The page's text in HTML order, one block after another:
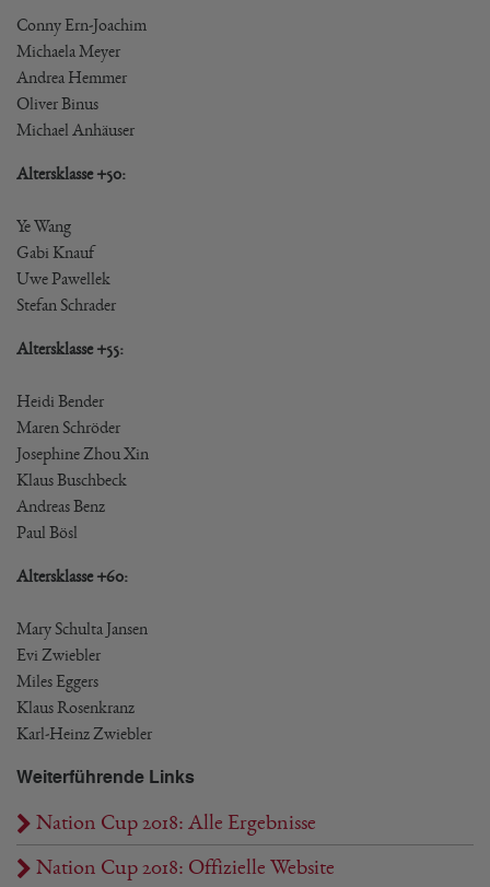
Conny Ern-Joachim
Michaela Meyer
Andrea Hemmer
Oliver Binus
Michael Anhäuser
Altersklasse +50:
Ye Wang
Gabi Knauf
Uwe Pawellek
Stefan Schrader
Altersklasse +55:
Heidi Bender
Maren Schröder
Josephine Zhou Xin
Klaus Buschbeck
Andreas Benz
Paul Bösl
Altersklasse +60:
Mary Schulta Jansen
Evi Zwiebler
Miles Eggers
Klaus Rosenkranz
Karl-Heinz Zwiebler
Weiterführende Links
Nation Cup 2018: Alle Ergebnisse
Nation Cup 2018: Offizielle Website